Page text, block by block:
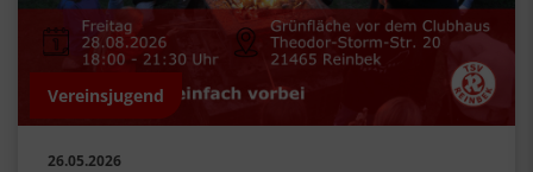
Vereinsjugend
26.05.2026